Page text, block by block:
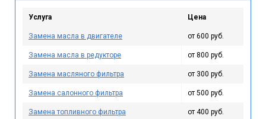
Услуга Цена
Замена масла в двигателе от 600 руб.
Замена масла в редукторе от 800 руб.
Замена масляного фильтра от 300 руб.
Замена салонного фильтра от 500 руб.
Замена топливного фильтра от 400 руб.